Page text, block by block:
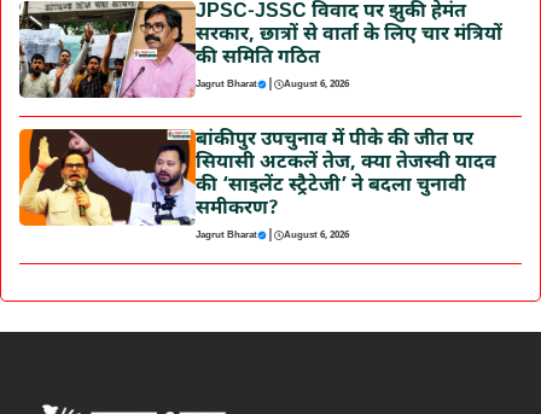
JPSC-JSSC विवाद पर झुकी हेमंत
सरकार, छात्रों से वार्ता के लिए चार मंत्रियों
की समिति गठित
Jagrut Bharat | August 6, 2026
बांकीपुर उपचुनाव में पीके की जीत पर
सियासी अटकलें तेज, क्या तेजस्वी यादव
की ‘साइलेंट स्ट्रैटेजी’ ने बदला चुनावी
समीकरण?
Jagrut Bharat | August 6, 2026